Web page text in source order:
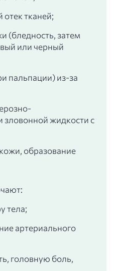
тканей;
(бледность, затем
или черный
пальпации) из-за
зловонной жидкости с
образование
тела;
артериального
головную боль,